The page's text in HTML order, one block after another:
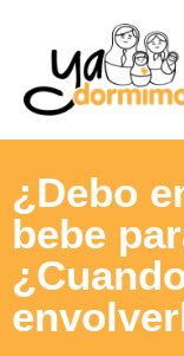
¿Debo
bebe